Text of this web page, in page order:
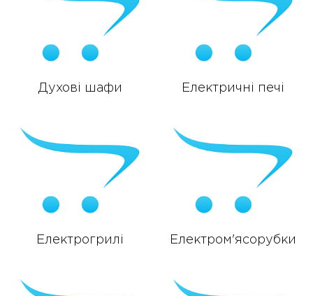
Духові шафи Електричні печі
Електрогрилі Електром'ясорубки